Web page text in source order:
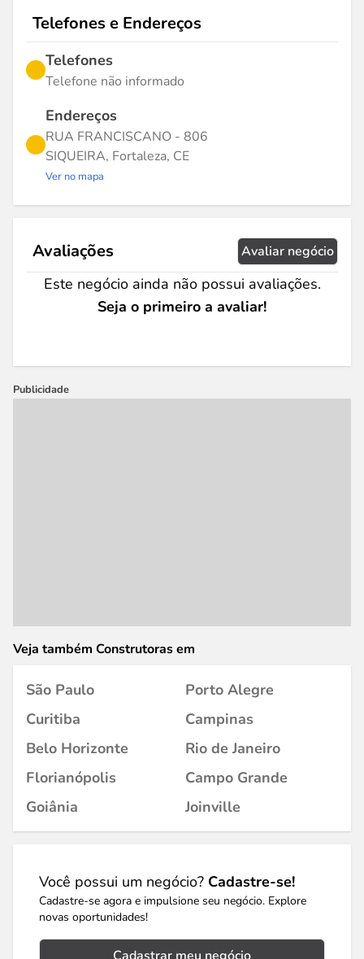
Telefones e Endereços
Telefones
Telefone não informado
Endereços
RUA FRANCISCANO - 806
SIQUEIRA, Fortaleza, CE
Ver no mapa
Avaliações Avaliar negócio
Este negócio ainda não possui avaliações.
Seja o primeiro a avaliar!
Publicidade
Veja também Construtoras em
São Paulo
Porto Alegre
Curitiba
Campinas
Belo Horizonte
Rio de Janeiro
Florianópolis
Campo Grande
Goiânia
Joinville
Você possui um negócio? Cadastre-se!
Cadastre-se agora e impulsione seu negócio. Explore
novas oportunidades!